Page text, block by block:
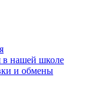
в нашей школе
и обмены